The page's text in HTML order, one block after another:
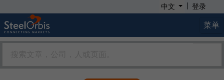
中文 | 登录
菜单